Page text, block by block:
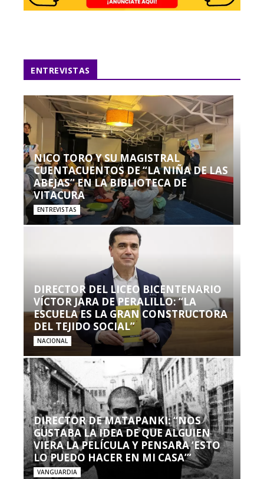
ENTREVISTAS
NICO TORO Y SU MAGISTRAL
CUENTACUENTOS DE “LA NIÑA DE LAS
ABEJAS” EN LA BIBLIOTECA DE
VITACURA
ENTREVISTAS
DIRECTOR DEL LICEO BICENTENARIO
VÍCTOR JARA DE PERALILLO: “LA
ESCUELA ES LA GRAN CONSTRUCTORA
DEL TEJIDO SOCIAL”
NACIONAL
DIRECTOR DE MATAPANKI: “NOS
GUSTABA LA IDEA DE QUE ALGUIEN
VIERA LA PELÍCULA Y PENSARA ‘ESTO
LO PUEDO HACER EN MI CASA’”
VANGUARDIA